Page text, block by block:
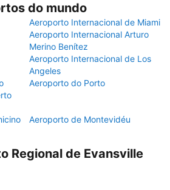
do mundo
Aeroporto Internacional de Miami
Aeroporto Internacional Arturo
Merino Benítez
Aeroporto Internacional de Los
Angeles
Aeroporto do Porto
Aeroporto de Montevidéu
Regional de Evansville